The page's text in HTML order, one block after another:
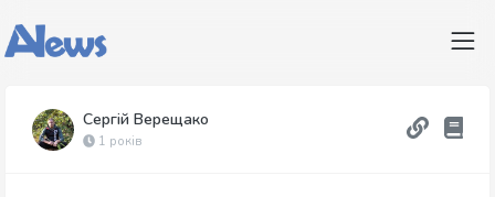
Сергій Верещако
1 років